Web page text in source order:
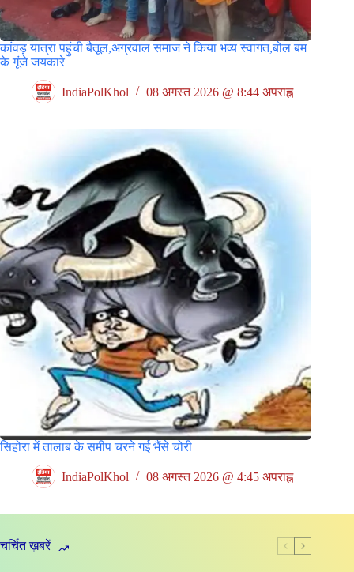
कांवड़ यात्रा पहुंची बैतूल,अग्रवाल समाज ने किया भव्य स्वागत,बोल बम
के गूंजे जयकारे
IndiaPolKhol 08 अगस्त 2026 @ 8:44 अपराह्न
सिहोरा में तालाब के समीप चरने गई भैंसे चोरी
IndiaPolKhol 08 अगस्त 2026 @ 4:45 अपराह्न
चर्चित ख़बरें